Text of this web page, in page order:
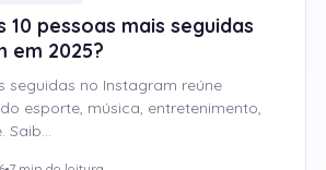
10 pessoas mais seguidas
em 2025?
seguidas no Instagram reúne
esporte, música, entretenimento,
Saib…